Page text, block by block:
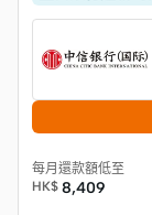
每月還款額低至
HK$ 8,409